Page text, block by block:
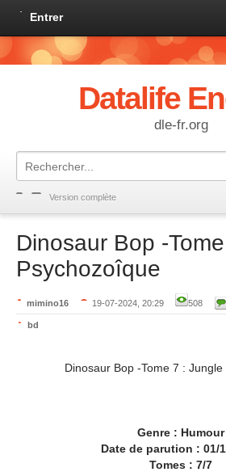
Entrer
Datalife
dle-fr.org
Version complète
Dinosaur Bop -
Psychozoîque
mimino16 19-07-2024, 20:29 508
bd
Dinosaur Bop -Tome 7 :
Genre : Humour
Date de parution : 01/
Tomes : 7/7